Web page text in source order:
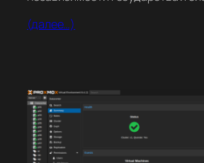
(далее…)